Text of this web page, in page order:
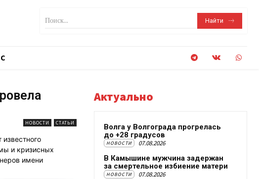
Поиск... Найти
НОВОСТИ СТАТЬИ
и кризисных
имени
Актуально
Волга у Волгограда прогрелась
до +28 градусов
НОВОСТИ 07.08.2026
В Камышине мужчина задержан
за смертельное избиение матери
НОВОСТИ 07.08.2026